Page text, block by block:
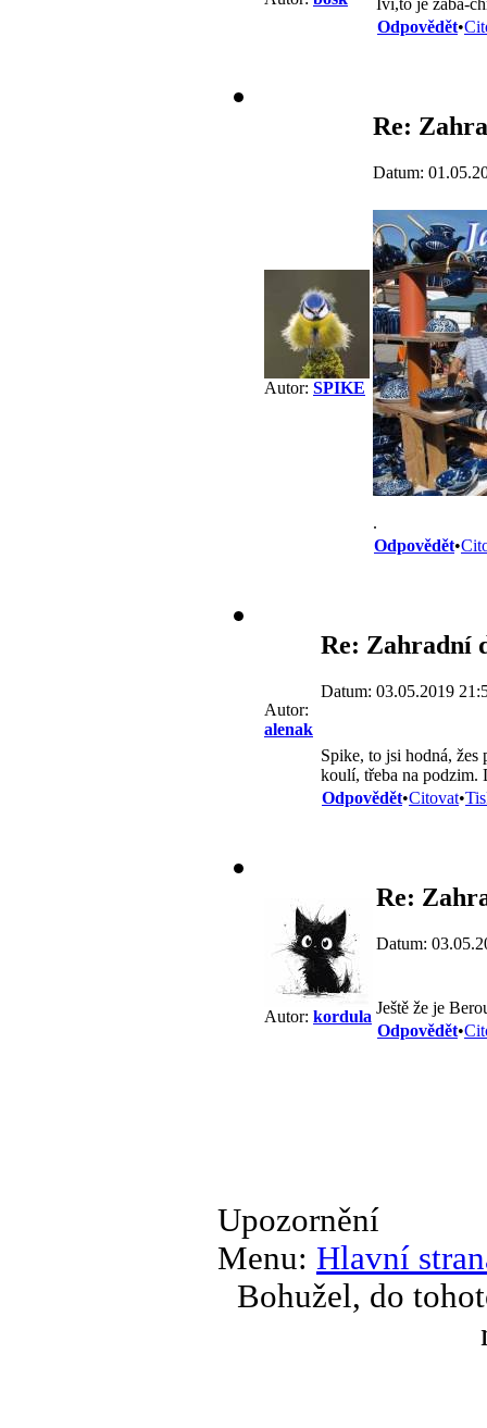
Odpovědět•
Autor: SPIKE
Re:
Datum:
.
Odpovědět•
Autor:
alenak
Re: Zahradní
Datum: 03.05.2019
Spike, to jsi hodná,
koulí, třeba na podzim.
Odpovědět•Citovat•
Autor: kordula
Re:
Datum:
Ještě že je
Odpovědět•
Upozornění
Menu: Hlavní
Bohužel, do